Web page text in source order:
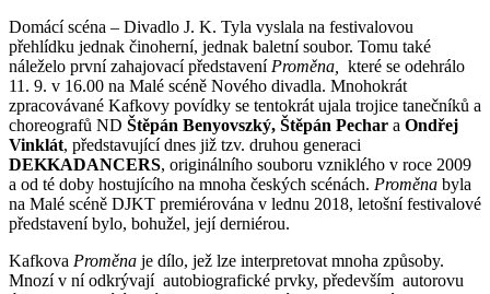
Domácí scéna – Divadlo J. K. Tyla vyslala na festivalovou
přehlídku jednak činoherní, jednak baletní soubor. Tomu také
náleželo první zahajovací představení Proměna,
které se odehrálo
11. 9. v 16.00 na Malé scéně Nového divadla. Mnohokrát
zpracovávané Kafkovy povídky se tentokrát ujala trojice tanečníků a
choreografů ND Štěpán Benyovszký, Štěpán Pechar a Ondřej
Vinklát, představující dnes již tzv. druhou generaci
DEKKADANCERS, originálního souboru vzniklého v roce 2009
a od té doby hostujícího na mnoha českých scénách. Proměna byla
na Malé scéně DJKT premiérována v lednu 2018, letošní festivalové
představení bylo, bohužel, její derniérou.
Kafkova Proměna je dílo, jež lze interpretovat mnoha způsoby.
Mnozí v ní odkrývají autobiografické prvky, především autorovu